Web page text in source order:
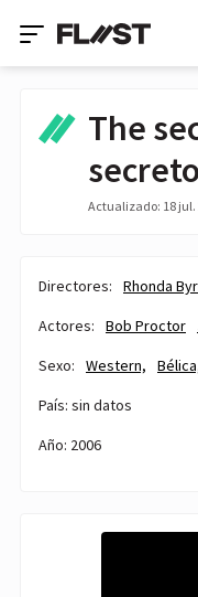
The
Actualizado: 18 jul.
Directores: Rhonda
Actores:
Bob Proctor
Sexo:
Western,
País: sin datos
Año: 2006